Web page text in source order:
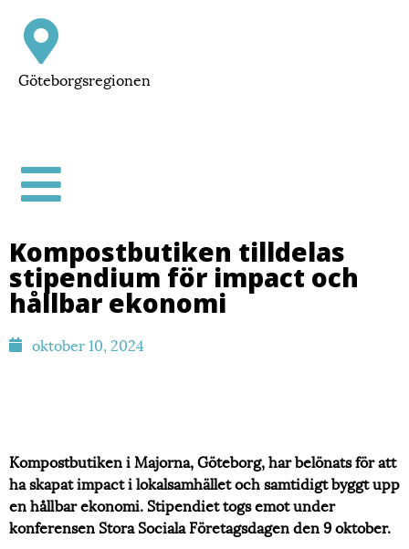
Göteborgsregionen
Kompostbutiken tilldelas
stipendium för impact och
hållbar ekonomi
oktober 10, 2024
Kompostbutiken i Majorna, Göteborg, har belönats för att
ha skapat impact i lokalsamhället och samtidigt byggt upp
en hållbar ekonomi. Stipendiet togs emot under
konferensen Stora Sociala Företagsdagen den 9 oktober.